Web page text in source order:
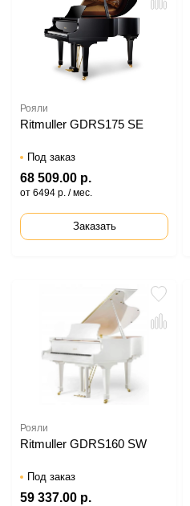
Рояли
Ritmuller GDRS175 SE
Под заказ
68 509.00 р.
от 6494 р. / мес.
Заказать
Рояли
Ritmuller GDRS160 SW
Под заказ
59 337.00 р.